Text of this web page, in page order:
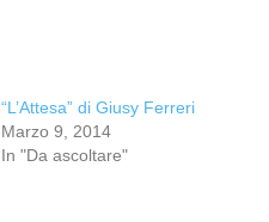
“L’Attesa” di Giusy Ferreri
Marzo 9, 2014
In "Da ascoltare"